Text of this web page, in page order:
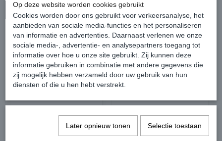
In winkelwagen In winkelwagen
Op deze website worden cookies gebruikt
Cookies worden door ons gebruikt voor verkeersanalyse, het
aanbieden van sociale media-functies en het personaliseren
van informatie en advertenties. Daarnaast verlenen we onze
sociale media-, advertentie- en analysepartners toegang tot
informatie over hoe u onze site gebruikt. Zij kunnen deze
informatie gebruiken in combinatie met andere gegevens die
zij mogelijk hebben verzameld door uw gebruik van hun
diensten of die u hen hebt verstrekt.
Later opnieuw tonen Selectie toestaan